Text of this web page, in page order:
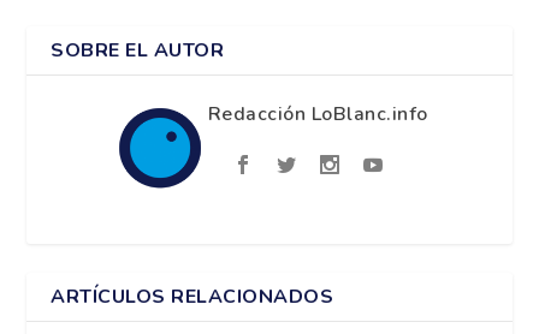
SOBRE EL AUTOR
Redacción LoBlanc.info
ARTÍCULOS RELACIONADOS